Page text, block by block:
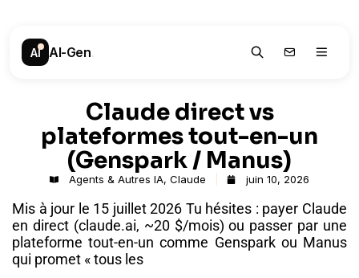
AI AI-Gen.
Claude direct vs
plateformes tout-en-un
(Genspark / Manus)
Agents & Autres IA, Claude juin 10, 2026
Mis à jour le 15 juillet 2026 Tu hésites : payer Claude
en direct (claude.ai, ~20 $/mois) ou passer par une
plateforme tout-en-un comme Genspark ou Manus
qui promet « tous les